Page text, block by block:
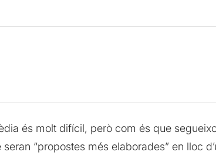
és molt difícil, però com és que
“propostes més elaborades” en lloc